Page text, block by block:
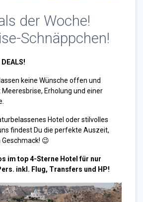
der Woche!
Schnäppchen!
keine Wünsche offen und
Erholung und einer
Hotel oder stilvolles
findest Du die perfekte Auszeit,
😉
im top 4-Sterne Hotel für nur
inkl. Flug, Transfers und HP!